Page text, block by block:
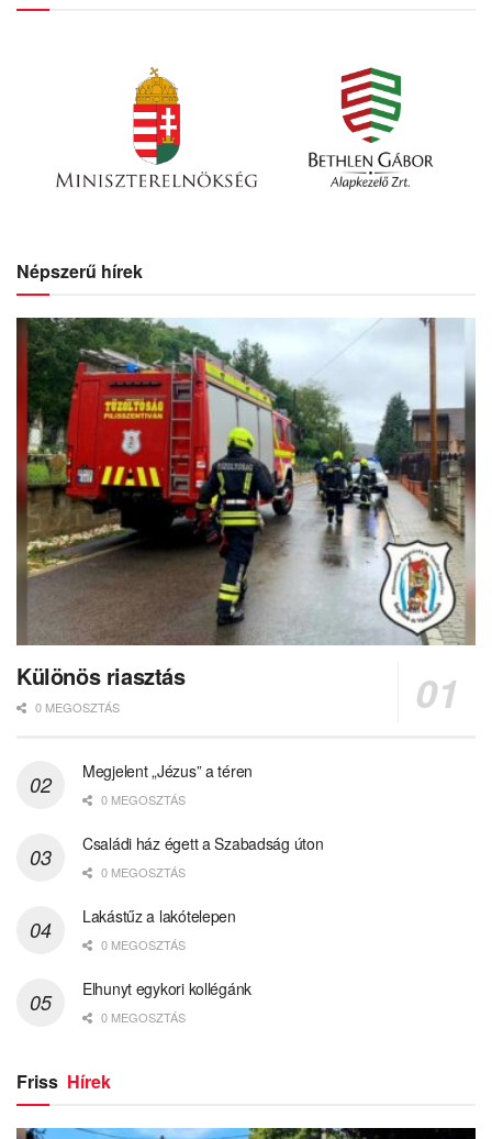
Népszerű hírek
Különös riasztás
0 MEGOSZTÁS
Megjelent „Jézus” a téren
0 MEGOSZTÁS
Családi ház égett a Szabadság úton
0 MEGOSZTÁS
Lakástűz a lakótelepen
0 MEGOSZTÁS
Elhunyt egykori kollégánk
0 MEGOSZTÁS
Friss Hírek